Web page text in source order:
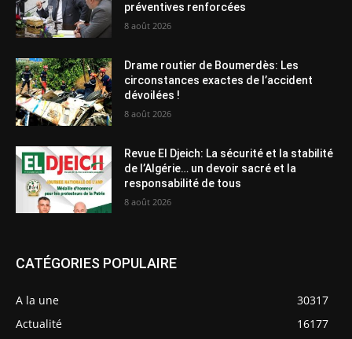
préventives renforcées
8 août 2026
Drame routier de Boumerdès: Les
circonstances exactes de l’accident
dévoilées !
8 août 2026
Revue El Djeich: La sécurité et la stabilité
de l’Algérie… un devoir sacré et la
responsabilité de tous
8 août 2026
CATÉGORIES POPULAIRE
A la une
30317
Actualité
16177